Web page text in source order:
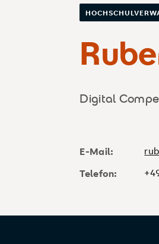
Digital
E-Mail:
Telefon: